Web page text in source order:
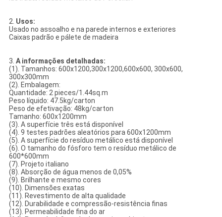
2. Usos:
Usado no assoalho e na parede internos e exteriores
Caixas padrão e pálete de madeira
3. A informações detalhadas:
(1). Tamanhos: 600x1200,300x1200,600x600, 300x600,
300x300mm
(2). Embalagem:
Quantidade: 2 pieces/1.44sq.m
Peso líquido: 47.5kg/carton
Peso de efetivação: 48kg/carton
Tamanho: 600x1200mm
(3). A superfície três está disponível
(4). 9 testes padrões aleatórios para 600x1200mm
(5). A superfície do resíduo metálico está disponível
(6). O tamanho do fósforo tem o resíduo metálico de
600*600mm
(7). Projeto italiano
(8). Absorção de água menos de 0,05%
(9). Brilhante e mesmo cores
(10). Dimensões exatas
(11). Revestimento de alta qualidade
(12). Durabilidade e compressão-resistência finas
(13). Permeabilidade fina do ar